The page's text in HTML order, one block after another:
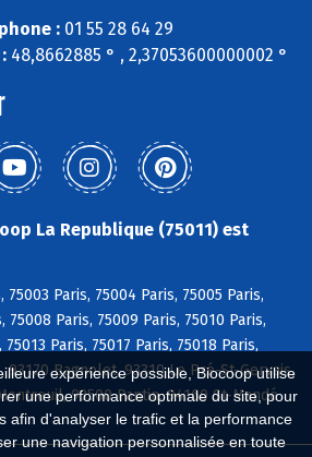
expérience possible, Biocoop utilise
une performance optimale du site, pour
afin d'analyser le trafic et la performance
une navigation personnalisée en toute
:01 55 28 64 29
48,8662885 ° , 2,37053600000002 °
La Republique (75011) est
75003 Paris, 75004 Paris, 75005 Paris,
75008 Paris, 75009 Paris, 75010 Paris,
75013 Paris, 75017 Paris, 75018 Paris,
93170 Bagnolet, 93310 Le Pré-St-Gervais,
93500 Pantin, 94160 St-Mandé